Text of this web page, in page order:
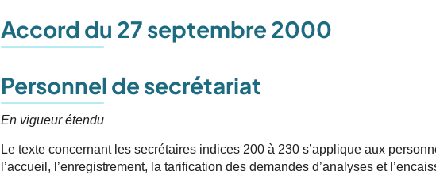
Accord du 27 septembre 2000
Personnel de secrétariat
En vigueur étendu
Le texte concernant les secrétaires indices 200 à 230 s’applique aux
l’accueil, l’enregistrement, la tarification des demandes d’analyses et